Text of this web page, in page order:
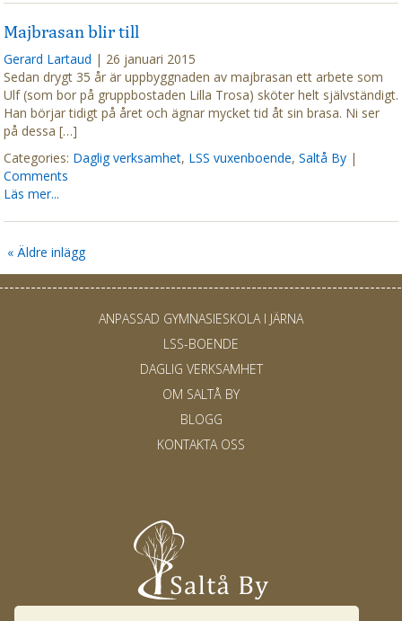
Majbrasan blir till
Gerard Lartaud | 26 januari 2015
Sedan drygt 35 år är uppbyggnaden av majbrasan ett arbete som
Ulf (som bor på gruppbostaden Lilla Trosa) sköter helt självständigt.
Han börjar tidigt på året och ägnar mycket tid åt sin brasa. Ni ser
på dessa […]
Categories: Daglig verksamhet, LSS vuxenboende, Saltå By |
Comments
Läs mer...
« Äldre inlägg
ANPASSAD GYMNASIESKOLA I JÄRNA
LSS-BOENDE
DAGLIG VERKSAMHET
OM SALTÅ BY
BLOGG
KONTAKTA OSS